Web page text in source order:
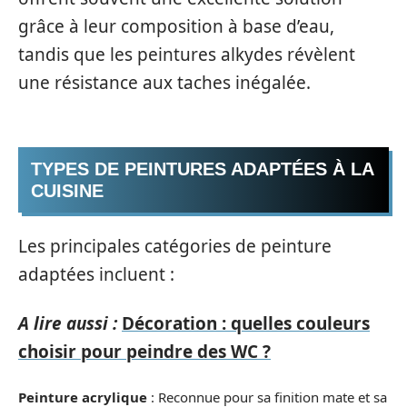
grâce à leur composition à base d’eau,
tandis que les peintures alkydes révèlent
une résistance aux taches inégalée.
TYPES DE PEINTURES ADAPTÉES À LA
CUISINE
Les principales catégories de peinture
adaptées incluent :
A lire aussi : Décoration : quelles couleurs
choisir pour peindre des WC ?
Peinture acrylique : Reconnue pour sa finition mate et sa